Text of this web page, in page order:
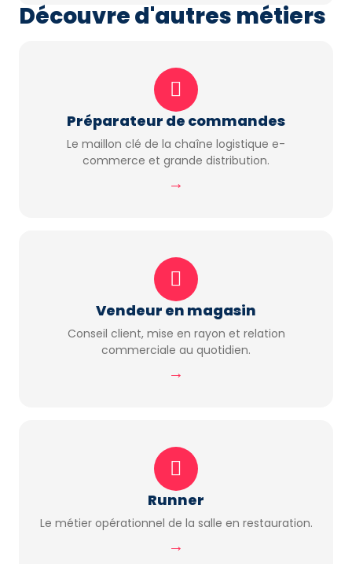
Découvre d'autres métiers
Préparateur de commandes
Le maillon clé de la chaîne logistique e-
commerce et grande distribution.
→
Vendeur en magasin
Conseil client, mise en rayon et relation
commerciale au quotidien.
→
Runner
Le métier opérationnel de la salle en restauration.
→